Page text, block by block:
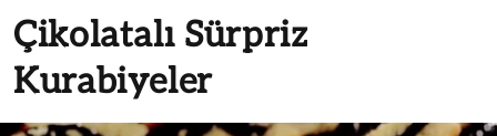
Çikolatalı Sürpriz
Kurabiyeler